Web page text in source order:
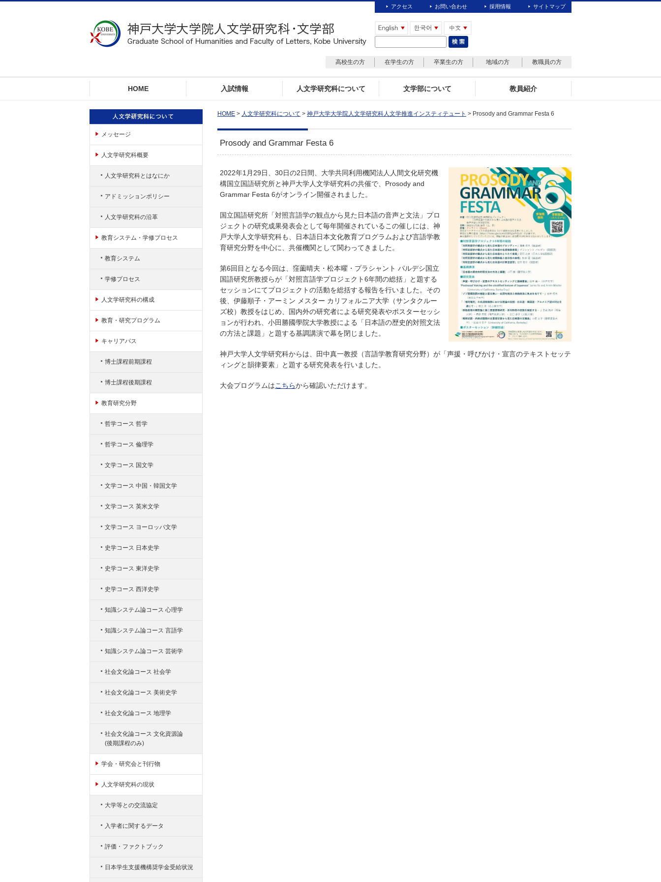
ョ
アクセス お問い合わせ 採用情報 サイトマップ
高校生の方 在学生の方 卒業生の方 地域の方 教職員の方
HOME 入試情報 人文学研究科について 文学部について 教員紹介
メッセージ
人文学研究科概要
人文学研究科とはなにか
アドミッションポリシー
人文学研究科の沿革
教育システム・学修プロセス
教育システム
学修プロセス
人文学研究科の構成
教育・研究プログラム
キャリアパス
博士課程前期課程
博士課程後期課程
教育研究分野
哲学コース 哲学
哲学コース 倫理学
文学コース 国文学
文学コース 中国・韓国文学
文学コース 英米文学
文学コース ヨーロッパ文学
史学コース 日本史学
史学コース 東洋史学
史学コース 西洋史学
知識システム論コース 心理学
知識システム論コース 言語学
知識システム論コース 芸術学
社会文化論コース 社会学
社会文化論コース 美術史学
社会文化論コース 地理学
社会文化論コース 文化資源論
(後期課程のみ)
学会・研究会と刊行物
人文学研究科の現状
大学等との交流協定
入学者に関するデータ
評価・ファクトブック
日本学生支援機構奨学金受給状況
HOME > 人文学研究科について > 神戸大学大学院人文学研究科人文学推進インスティテュート > Prosody and Grammar Festa 6
Prosody and Grammar Festa 6
2022年1月29日、30日の2日間、大学共同利用機関法人人間文化研究機
構国立国語研究所と神戸大学人文学研究科の共催で、Prosody and
Grammar Festa 6がオンライン開催されました。
国立国語研究所「対照言語学の観点から見た日本語の音声と文法」プロ
ジェクトの研究成果発表会として毎年開催されているこの催しには、神
戸大学人文学研究科も、日本語日本文化教育プログラムおよび言語学教
育研究分野を中心に、共催機関として関わってきました。
第6回目となる今回は、窪薗晴夫・松本曜・プラシャント パルデシ国立
国語研究所教授らが「対照⾔語学プロジェクト6年間の総括」と題する
セッションにてプロジェクトの活動を総括する報告を行いました。その
後、伊藤順子・アーミン メスター カリフォルニア大学（サンタクルー
ズ校）教授をはじめ、国内外の研究者による研究発表やポスターセッシ
ョンが行われ、小田勝國學院大学教授による「日本語の歴史的対照文法
の方法と課題」と題する基調講演で幕を閉じました。
神戸大学人文学研究科からは、田中真一教授（言語学教育研究分野）が「声援・呼びかけ・宣言のテキストセッテ
ィングと韻律要素」と題する研究発表を行いました。
大会プログラムはこちらから確認いただけます。